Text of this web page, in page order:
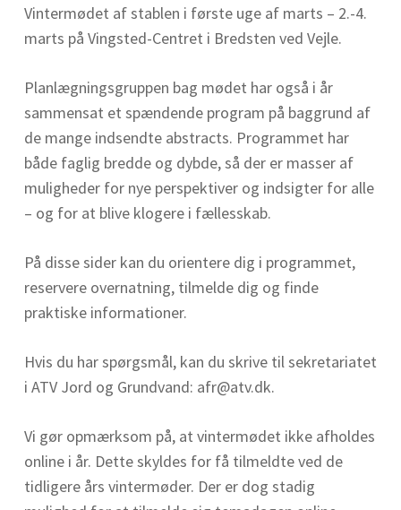
Vintermødet af stablen i første uge af marts – 2.-4.
marts på Vingsted-Centret i Bredsten ved Vejle.
Planlægningsgruppen bag mødet har også i år
sammensat et spændende program på baggrund af
de mange indsendte abstracts. Programmet har
både faglig bredde og dybde, så der er masser af
muligheder for nye perspektiver og indsigter for alle
– og for at blive klogere i fællesskab.
På disse sider kan du orientere dig i programmet,
reservere overnatning, tilmelde dig og finde
praktiske informationer.
Hvis du har spørgsmål, kan du skrive til sekretariatet
i ATV Jord og Grundvand: afr@atv.dk.
Vi gør opmærksom på, at vintermødet ikke afholdes
online i år. Dette skyldes for få tilmeldte ved de
tidligere års vintermøder. Der er dog stadig